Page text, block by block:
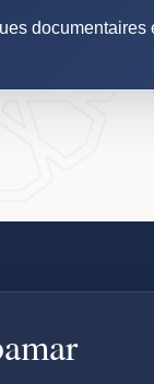
documentaires